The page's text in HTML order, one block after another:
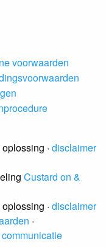
voorwaarden
· disclaimer
Custard on &
· disclaimer
·